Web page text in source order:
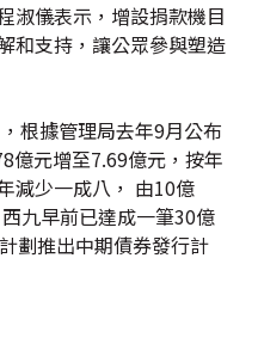
淑儀表示，增設捐款機目
和支持，讓公眾參與塑造
根據管理局去年9月公布
億元增至7.69億元，按年
減少一成八， 由10億
九早前已達成一筆30億
劃推出中期債券發行計